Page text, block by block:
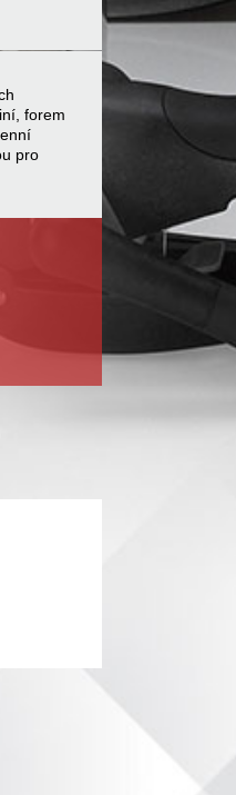
forem
pro